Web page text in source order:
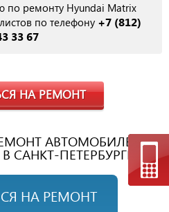
по ремонту Hyundai Matrix
по телефону +7 (812)
33 67
НА РЕМОНТ
АВТОМОБИЛЕЙ
В САНКТ-ПЕТЕРБУРГЕ
НА РЕМОНТ